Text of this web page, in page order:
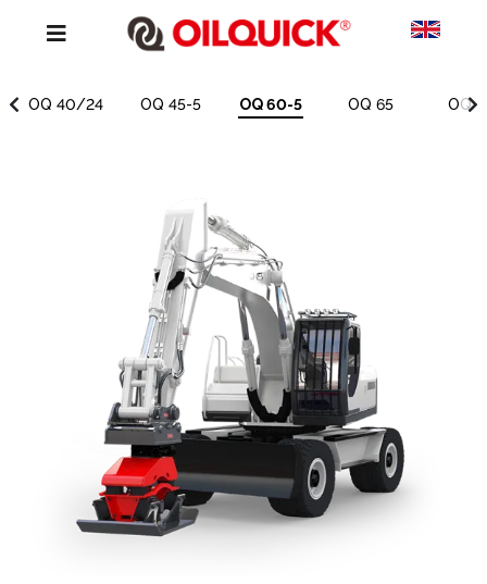
OQ 40/24 OQ 45-5 OQ 60-5 OQ 65 OQ